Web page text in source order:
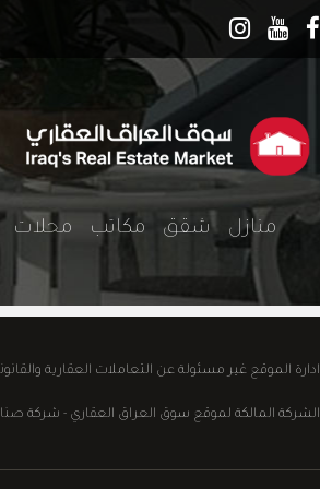
منازلشقق مكاتب
ادارة الموقع غير مسئولة عن التعاملات العقارية
الشركة المالكة لموقع سوق العراق العقاري - شركة صناع الابداع